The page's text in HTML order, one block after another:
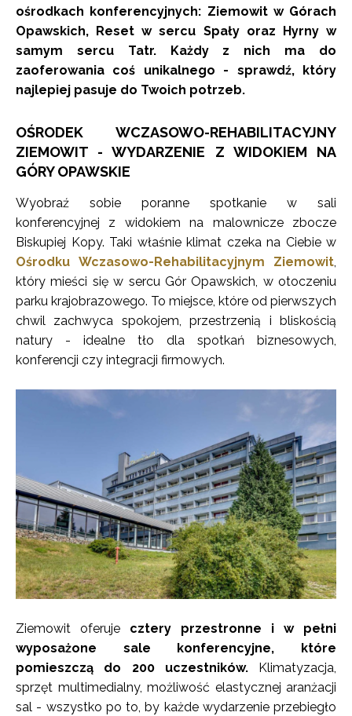
ośrodkach konferencyjnych: Ziemowit w Górach
Opawskich, Reset w sercu Spały oraz Hyrny w
samym sercu Tatr. Każdy z nich ma do
zaoferowania coś unikalnego - sprawdź, który
najlepiej pasuje do Twoich potrzeb.
OŚRODEK WCZASOWO-REHABILITACYJNY
ZIEMOWIT - WYDARZENIE Z WIDOKIEM NA
GÓRY OPAWSKIE
Wyobraź sobie poranne spotkanie w sali
konferencyjnej z widokiem na malownicze zbocze
Biskupiej Kopy. Taki właśnie klimat czeka na Ciebie w
Ośrodku Wczasowo-Rehabilitacyjnym Ziemowit
który mieści się w sercu Gór Opawskich, w otoczeniu
parku krajobrazowego. To miejsce, które od pierwszych
chwil zachwyca spokojem, przestrzenią i bliskością
natury - idealne tło dla spotkań biznesowych,
konferencji czy integracji firmowych.
Ziemowit oferuje cztery przestronne i w pełni
wyposażone sale konferencyjne, które
pomieszczą do 200 uczestników.Klimatyzacja,
sprzęt multimedialny, możliwość elastycznej aranżacji
sal - wszystko po to, by każde wydarzenie przebiegło